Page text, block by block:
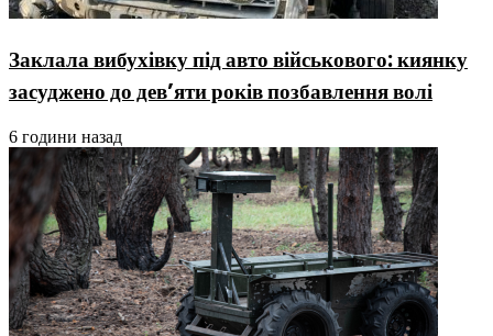
Заклала вибухівку під авто військового: киянку
засуджено до дев’яти років позбавлення волі
6 години назад